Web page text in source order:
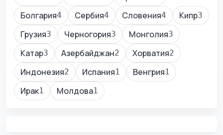
Болгария4 Сербия4 Словения4 Кипр3
Грузия3 Черногория3 Монголия3
Катар3 Азербайджан2 Хорватия2
Индонезия2 Испания1 Венгрия1
Ирак1 Молдова1